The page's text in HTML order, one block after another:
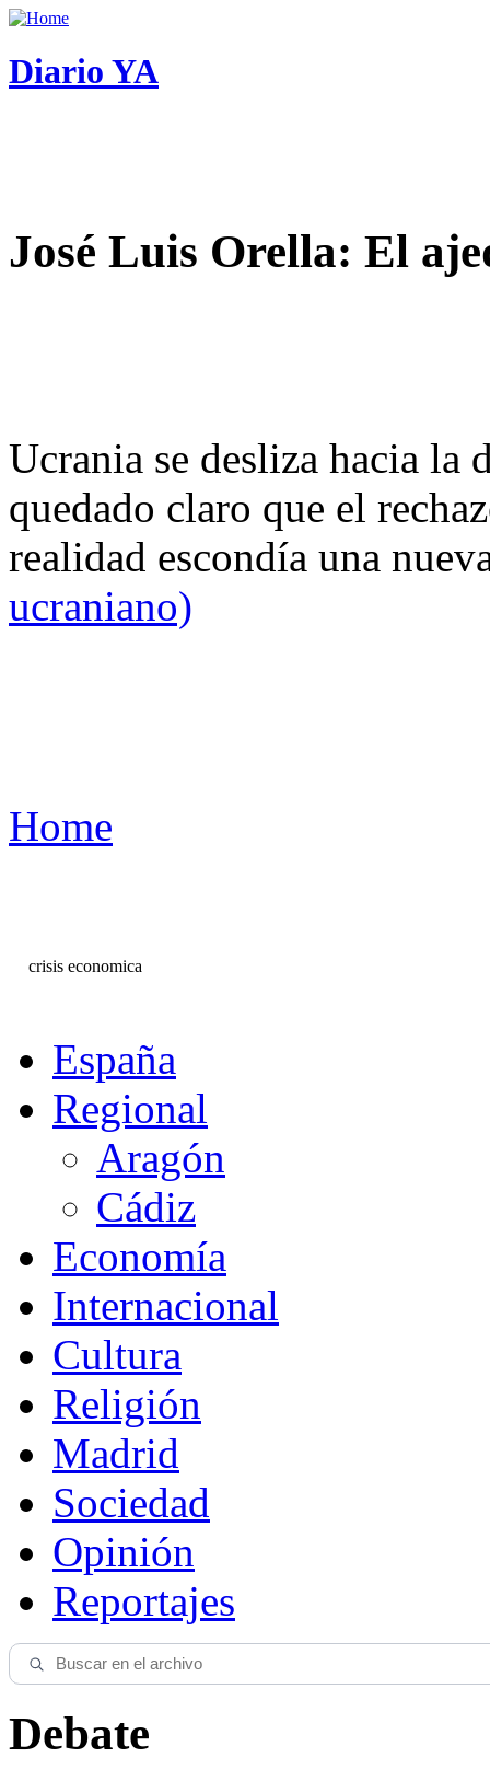
Diario YA
José Luis Orella: El
Ucrania se desliza hacia
quedado claro que el
realidad escondía una
ucraniano)
Home
crisis economica
España
Regional
Aragón
Cádiz
Economía
Internacional
Cultura
Religión
Madrid
Sociedad
Opinión
Reportajes
Debate